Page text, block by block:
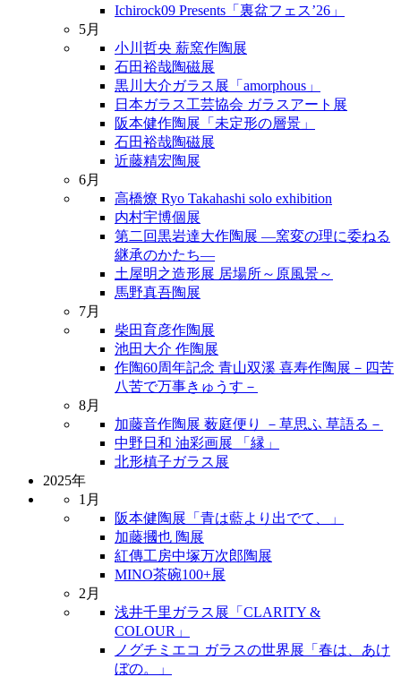
Ichirock09 Presents「裏盆フェス’26」
5月
小川哲央 薪窯作陶展
石田裕哉陶磁展
黒川大介ガラス展「amorphous」
日本ガラス工芸協会 ガラスアート展
阪本健作陶展「未定形の層景」
石田裕哉陶磁展
近藤精宏陶展
6月
高橋燎 Ryo Takahashi solo exhibition
内村宇博個展
第二回黒岩達大作陶展 ―窯変の理に委ねる
継承のかたち―
土屋明之造形展 居場所～原風景～
馬野真吾陶展
7月
柴田育彦作陶展
池田大介 作陶展
作陶60周年記念 青山双溪 喜寿作陶展－四苦
八苦で万事きゅうす－
8月
加藤音作陶展 薮庭便り －草思ふ 草語る－
中野日和 油彩画展 「縁」
北形槙子ガラス展
2025年
1月
阪本健陶展「青は藍より出でて、」
加藤摑也 陶展
紅傳工房中塚万次郎陶展
MINO茶碗100+展
2月
浅井千里ガラス展「CLARITY &
COLOUR」
ノグチミエコ ガラスの世界展「春は、あけ
ぼの。」